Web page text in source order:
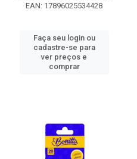
EAN: 17896025534428
Faça seu login ou
cadastre-se para
ver preços e
comprar